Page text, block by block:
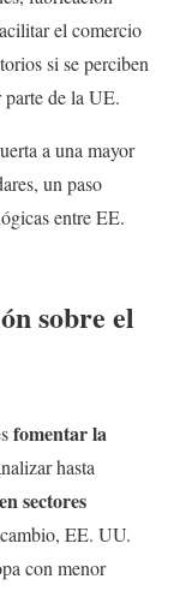
el comercio
si se perciben
de la UE.
a una mayor
un paso
entre EE.
sobre el
fomentar la
hasta
sectores
EE. UU.
con menor